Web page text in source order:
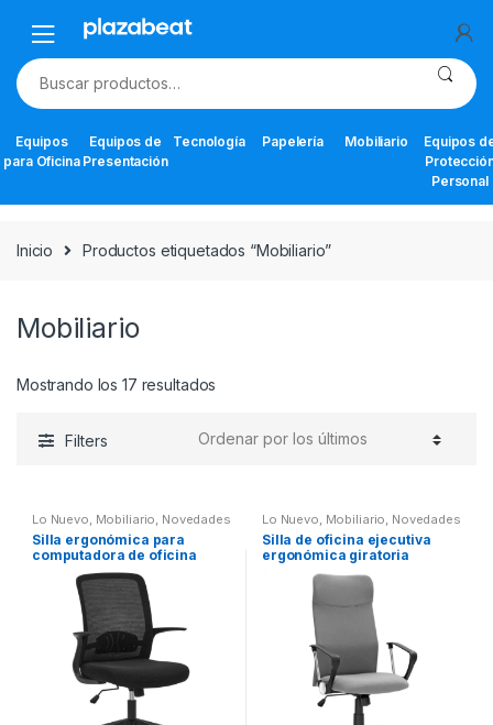
navigation
content
Buscar
por:
Equipos
para Oficina
Equipos de
Presentación
Tecnología Papelería Mobiliario
Equipos
Personal
Inicio Productos etiquetados “Mobiliario”
Mobiliario
Mostrando los 17 resultados
los
Filters
Lo Nuevo, Mobiliario, Novedades
Silla ergonómica para
computadora de oficina
Lo Nuevo, Mobiliario, Novedades
Silla de oficina ejecutiva
ergonómica giratoria